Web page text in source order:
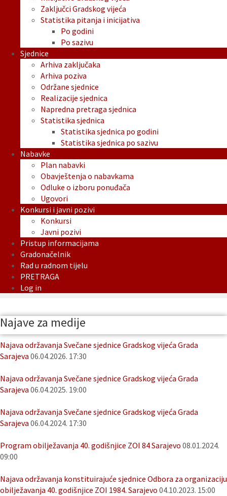
Zaključci Gradskog vijeća
Statistika pitanja i inicijativa
Po godini
Po sazivu
Sjednice
Arhiva zaključaka
Arhiva poziva
Održane sjednice
Realizacije sjednica
Napredna pretraga sjednica
Statistika sjednica
Statistika sjednica po godini
Statistika sjednica po sazivu
Nabavke
Plan nabavki
Obavještenja o nabavkama
Odluke o izboru ponuđača
Ugovori
Konkursi i javni pozivi
Konkursi
Javni pozivi
Pristup informacijama
Gradonačelnik
Rad u radnom tijelu
PRETRAGA
Log in
Najave za medije
Najava održavanja Svečane sjednice Gradskog vijeća Grada
Sarajeva 06.04.2026. 17:30
Najava održavanja Svečane sjednice Gradskog vijeća Grada
Sarajeva 06.04.2025. 19:00
Najava održavanja Svečane sjednice Gradskog vijeća Grada
Sarajeva 06.04.2024. 17:30
Program obilježavanja 40. godišnjice ZOI 84 Sarajevo 08.01.2024.
09:00
Najava održavanja konstituirajuće sjednice Odbora za organizaciju
obilježavanja 40. godišnjice ZOI 1984. Sarajevo 04.10.2023. 15:00